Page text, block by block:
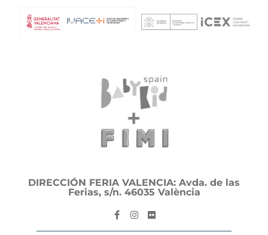
DIRECCIÓN FERIA VALENCIA: Avda. de las
Ferias, s/n. 46035 València